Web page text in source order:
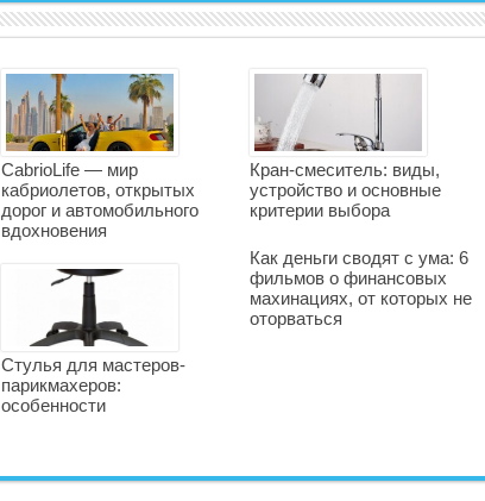
CabrioLife — мир
кабриолетов, открытых
дорог и автомобильного
вдохновения
Кран-смеситель: виды,
устройство и основные
критерии выбора
Стулья для мастеров-
парикмахеров:
особенности
Как деньги сводят с ума: 6
фильмов о финансовых
махинациях, от которых не
оторваться